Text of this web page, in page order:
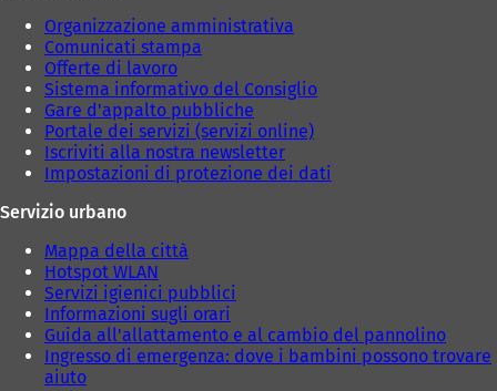
Organizzazione amministrativa
Comunicati stampa
Offerte di lavoro
Sistema informativo del Consiglio
Gare d'appalto pubbliche
Portale dei servizi (servizi online)
Iscriviti alla nostra newsletter
Impostazioni di protezione dei dati
Servizio urbano
Mappa della città
Hotspot WLAN
Servizi igienici pubblici
Informazioni sugli orari
Guida all'allattamento e al cambio del pannolino
Ingresso di emergenza: dove i bambini possono trovare
aiuto